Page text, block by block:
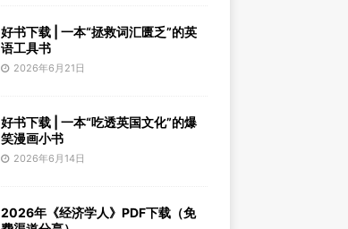
好书下载 | 一本“拯救词汇匮乏”的英
语工具书
2026年6月21日
好书下载 | 一本“吃透英国文化”的爆
笑漫画小书
2026年6月14日
2026年《经济学人》PDF下载（免